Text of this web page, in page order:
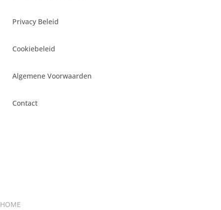
Privacy Beleid
Cookiebeleid
Algemene Voorwaarden
Contact
HOME